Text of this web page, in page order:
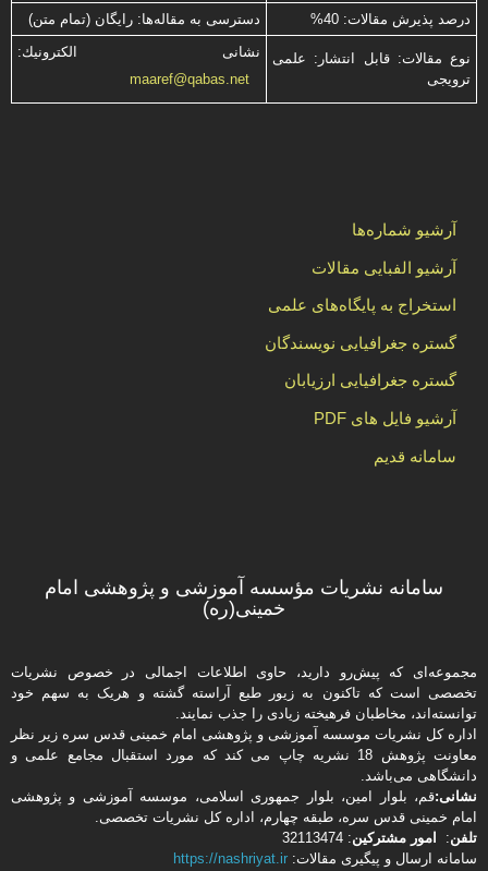
درصد پذیرش مقالات: 40% دسترسی به مقاله‌ها: رایگان (تمام متن)
نوع مقالات: قابل انتشار: علمی
ترویجی
نشانی الكترونیك:
maaref@qabas.net
آرشیو شماره‌ها
آرشیو الفبایی مقالات
استخراج به پایگاه‌های علمی
گستره جغرافیایی نویسندگان
گستره جغرافیایی ارزیابان
آرشیو فایل های PDF
سامانه قدیم
سامانه نشریات مؤسسه آموزشی و پژوهشی امام
خمینی(ره)
مجموعه‌ای که پیش‌رو دارید،‌ حاوی اطلاعات اجمالی در خصوص نشریات
تخصصی است که تاکنون به زیور طبع آراسته گشته و هریک به سهم خود
توانسته‌اند، مخاطبان فرهیخته‌ زیادی را جذب نمایند.
اداره كل نشریات موسسه آموزشی و پژوهشی امام خمینی قدس سره زیر نظر
معاونت پژوهش 18 نشریه چاپ می کند که مورد استقبال مجامع علمی و
دانشگاهی می‌باشد.
نشانی:قم، بلوار امین، بلوار جمهوری اسلامی، موسسه آموزشی و پژوهشی
امام خمینی قدس سره، طبقه چهارم، اداره كل نشریات تخصصی.
تلفن: امور مشتركین: 32113474
سامانه ارسال و پیگیری مقالات: https://nashriyat.ir